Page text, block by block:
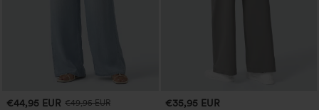
€44,95 EUR €49,95 EUR
€35,95 EUR